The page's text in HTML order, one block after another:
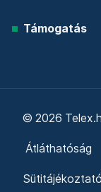
Támogatás
© 2026
Átláthatóság
Sütitájékoztató